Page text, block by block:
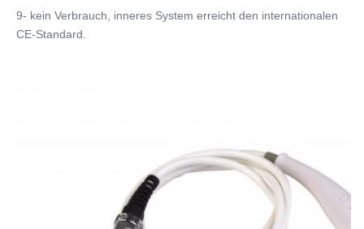
9- kein Verbrauch, inneres System erreicht den internationalen
CE-Standard.